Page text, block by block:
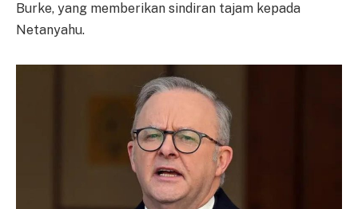
Burke, yang memberikan sindiran tajam kepada
Netanyahu.